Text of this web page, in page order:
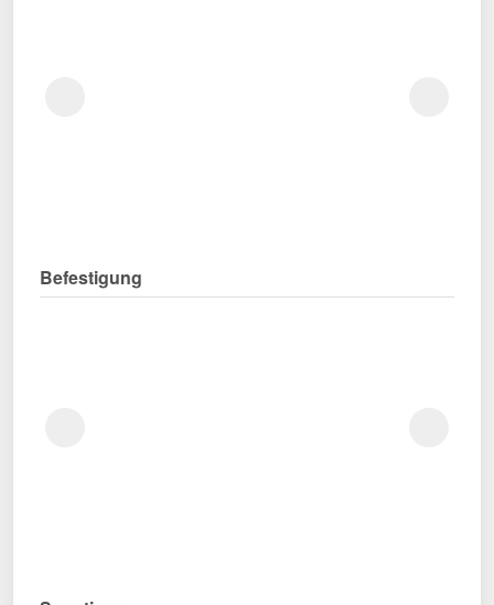
Befestigung